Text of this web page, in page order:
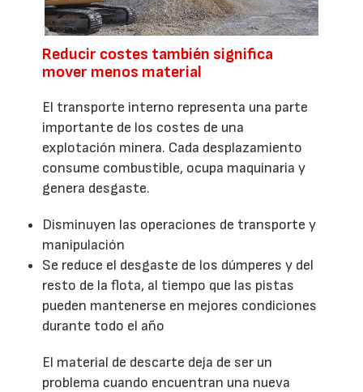
Reducir costes también significa
mover menos material
El transporte interno representa una parte
importante de los costes de una
explotación minera. Cada desplazamiento
consume combustible, ocupa maquinaria y
genera desgaste.
Disminuyen las operaciones de transporte y
manipulación
Se reduce el desgaste de los dúmperes y del
resto de la flota, al tiempo que las pistas
pueden mantenerse en mejores condiciones
durante todo el año
El material de descarte deja de ser un
problema cuando encuentran una nueva